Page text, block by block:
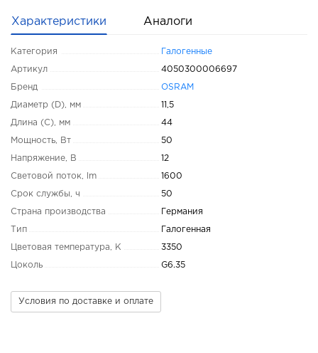
Характеристики Аналоги
Категория Галогенные
Артикул 4050300006697
Бренд OSRAM
Диаметр (D), мм 11,5
Длина (C), мм 44
Мощность, Вт 50
Напряжение, В 12
Световой поток, lm 1600
Срок службы, ч 50
Страна производства Германия
Тип Галогенная
Цветовая температура, K 3350
Цоколь G6.35
Условия по доставке и оплате